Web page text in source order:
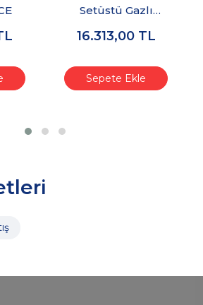
Setüstü Gazlı
16.313,00 TL
Sepete Ekle